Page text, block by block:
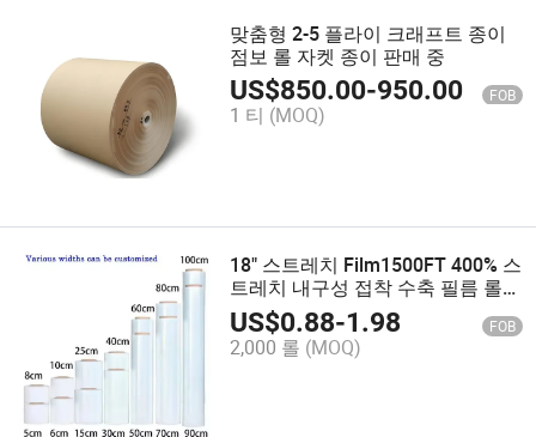
맞춤형 2-5 플라이 크래프트 종이
점보 롤 자켓 종이 판매 중
US$850.00-950.00 FOB
1 티 (MOQ)
18" 스트레치 Film1500FT 400% 스
트레치 내구성 접착 수축 필름 롤
포장 이사 포장 중량급 스트레치 랩
US$0.88-1.98 FOB
2,000 롤 (MOQ)